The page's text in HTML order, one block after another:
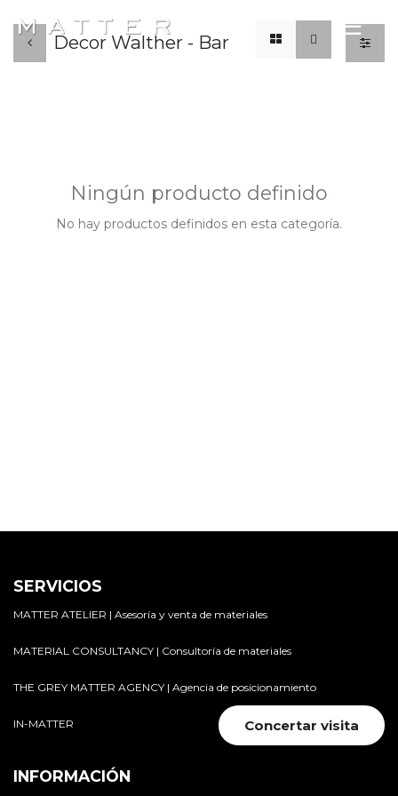
Decor Walther - Bar
Ningún producto definido
No hay productos definidos en esta categoría.
SERVICIOS
MATTER ATELIER | Asesoría y venta de materiales
MATERIAL CONSULTANCY | Consultoría de materiales
THE GREY MATTER AGENCY | Agencia de posicionamiento
IN-MATTER
INFORMACIÓN
Concertar visita
☰x